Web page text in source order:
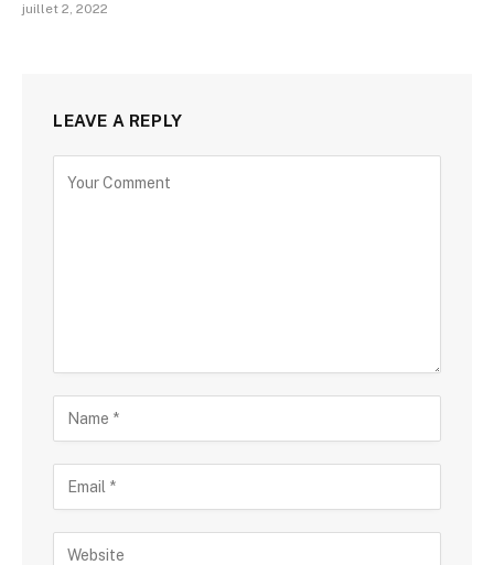
juillet 2, 2022
LEAVE A REPLY